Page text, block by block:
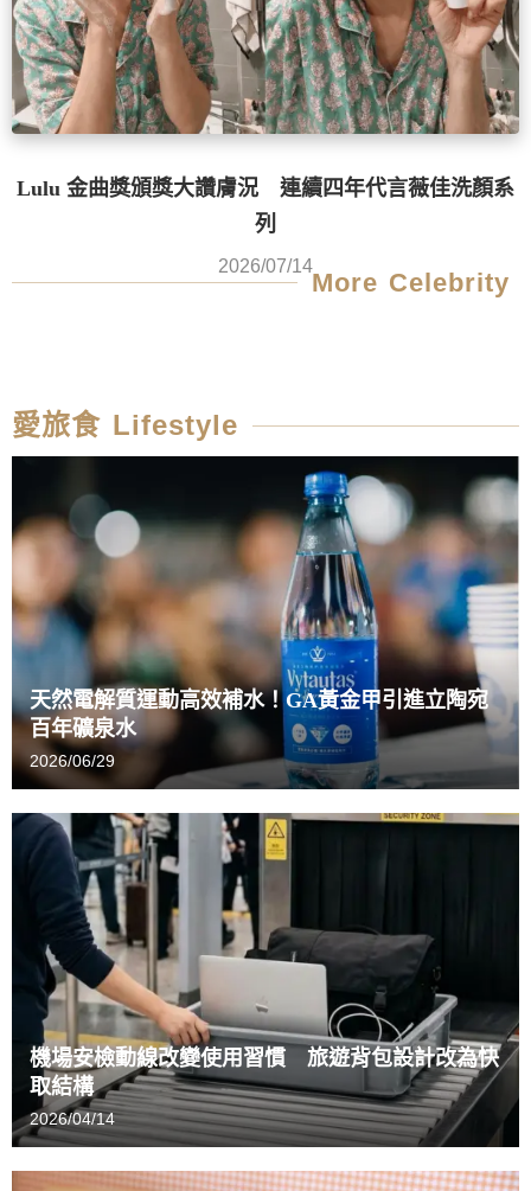
Lulu 金曲獎頒獎大讚膚況 連續四年代言薇佳洗顏系
列
2026/07/14
More Celebrity
愛旅食 Lifestyle
天然電解質運動高效補水！GA黃金甲引進立陶宛
百年礦泉水
2026/06/29
機場安檢動線改變使用習慣 旅遊背包設計改為快
取結構
2026/04/14